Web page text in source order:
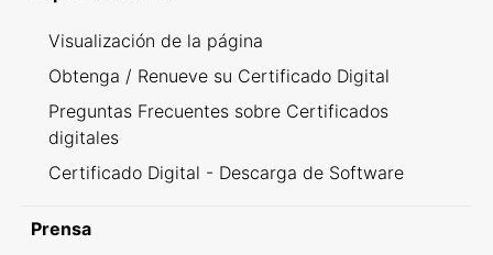
Visualización de la página
Obtenga / Renueve su Certificado Digital
Preguntas Frecuentes sobre Certificados
digitales
Certificado Digital - Descarga de Software
Prensa